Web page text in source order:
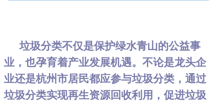
垃圾分类不仅是保护绿水青山的公益事
业，也孕育着产业发展机遇。不论是龙头企
业还是杭州市居民都应参与垃圾分类，通过
垃圾分类实现再生资源回收利用，促进垃圾